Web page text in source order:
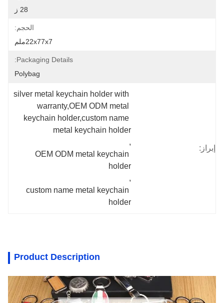
28 ز
الحجم:
22x77x7ملم
Packaging Details:
Polybag
إبراز:
silver metal keychain holder with
warranty,OEM ODM metal
keychain holder,custom name
metal keychain holder
,
OEM ODM metal keychain
holder
,
custom name metal keychain
holder
Product Description